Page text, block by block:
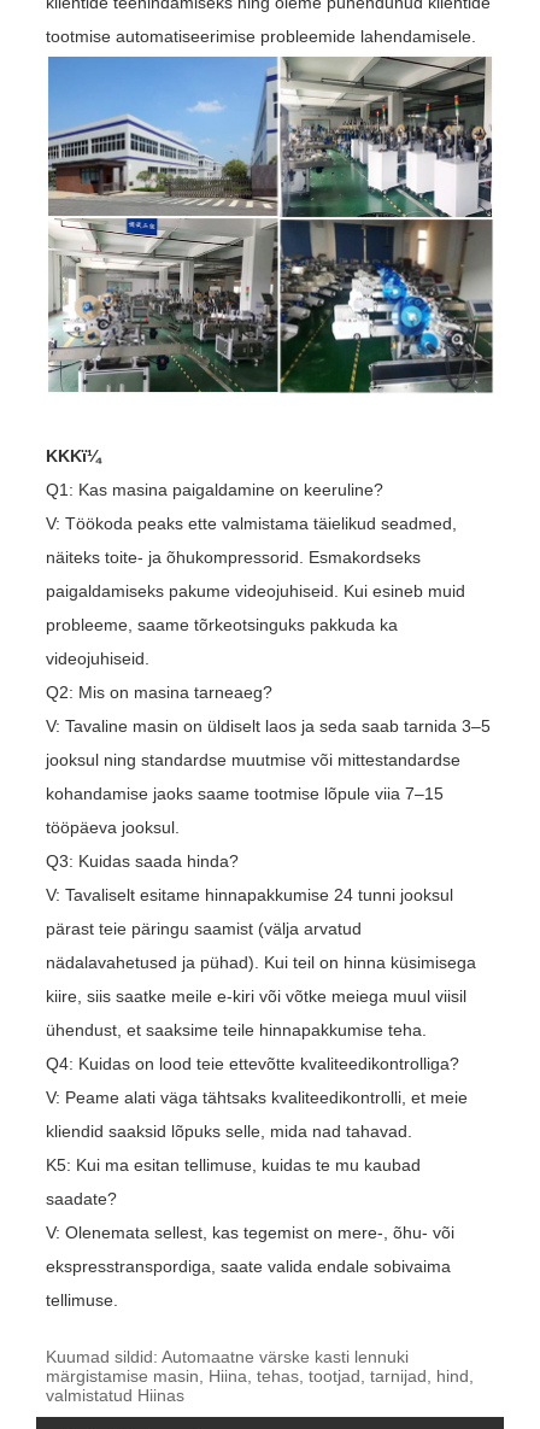
tootmise automatiseerimise probleemide lahendamisele.
KKKï¼
Q1: Kas masina paigaldamine on keeruline?
V: Töökoda peaks ette valmistama täielikud seadmed,
näiteks toite- ja õhukompressorid. Esmakordseks
paigaldamiseks pakume videojuhiseid. Kui esineb muid
probleeme, saame tõrkeotsinguks pakkuda ka
videojuhiseid.
Q2: Mis on masina tarneaeg?
V: Tavaline masin on üldiselt laos ja seda saab tarnida 3–5
jooksul ning standardse muutmise või mittestandardse
kohandamise jaoks saame tootmise lõpule viia 7–15
tööpäeva jooksul.
Q3: Kuidas saada hinda?
V: Tavaliselt esitame hinnapakkumise 24 tunni jooksul
pärast teie päringu saamist (välja arvatud
nädalavahetused ja pühad). Kui teil on hinna küsimisega
kiire, siis saatke meile e-kiri või võtke meiega muul viisil
ühendust, et saaksime teile hinnapakkumise teha.
Q4: Kuidas on lood teie ettevõtte kvaliteedikontrolliga?
V: Peame alati väga tähtsaks kvaliteedikontrolli, et meie
kliendid saaksid lõpuks selle, mida nad tahavad.
K5: Kui ma esitan tellimuse, kuidas te mu kaubad
saadate?
V: Olenemata sellest, kas tegemist on mere-, õhu- või
ekspresstranspordiga, saate valida endale sobivaima
tellimuse.
Kuumad sildid: Automaatne värske kasti lennuki
märgistamise masin, Hiina, tehas, tootjad, tarnijad, hind,
valmistatud Hiinas